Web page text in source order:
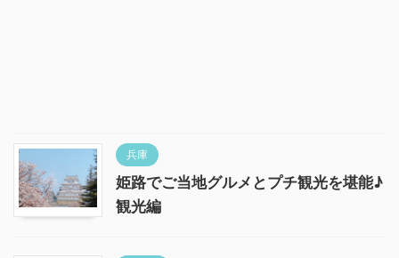
兵庫
姫路でご当地グルメとプチ観光を堪能♪
観光編